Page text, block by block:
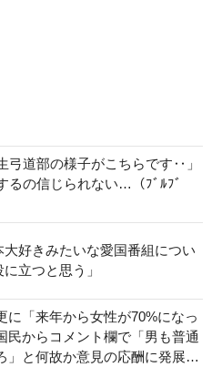
弓道部の様子がこちらです‥」
るの信じられない…（ﾌﾞﾙﾌﾞ
好きみたいな愛国番組につい
立つと思う」
に「来年から女性が70%になっ
民からコメント欄で「男も普通
」と何故か意見の応酬に発展…